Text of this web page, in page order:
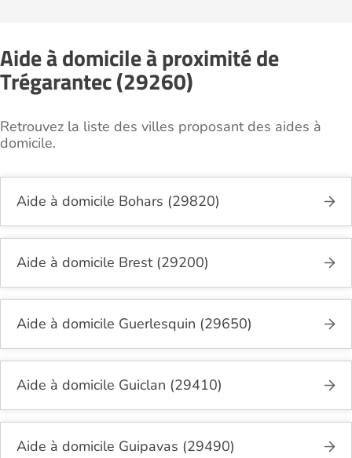
Aide à domicile à proximité de
Trégarantec (29260)
Retrouvez la liste des villes proposant des aides à
domicile.
Aide à domicile Bohars (29820)
Aide à domicile Brest (29200)
Aide à domicile Guerlesquin (29650)
Aide à domicile Guiclan (29410)
Aide à domicile Guipavas (29490)